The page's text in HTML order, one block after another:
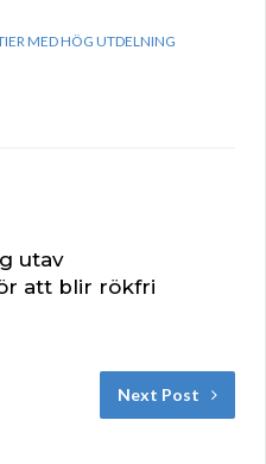
MED HÖG UTDELNING
utav
att blir rökfri
Next Post